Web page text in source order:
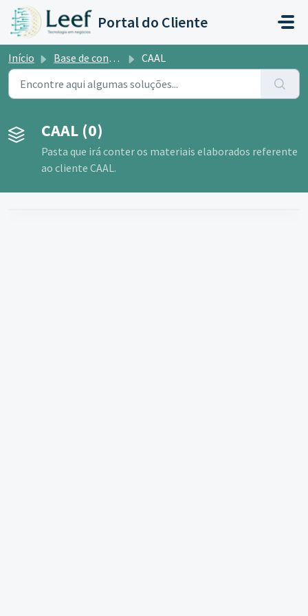
Ir para o conteúdo principal
Portal do Cliente
Início Base de conhecimento CAAL
CAAL (0)
Pasta que irá conter os materiais elaborados referente
ao cliente CAAL.